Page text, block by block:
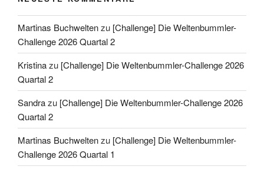
Martinas Buchweltenzu [Challenge] Die Weltenbummler-
Challenge 2026 Quartal 2
Kristinazu [Challenge] Die Weltenbummler-Challenge 2026
Quartal 2
Sandrazu [Challenge] Die Weltenbummler-Challenge 2026
Quartal 2
Martinas Buchweltenzu [Challenge] Die Weltenbummler-
Challenge 2026 Quartal 1